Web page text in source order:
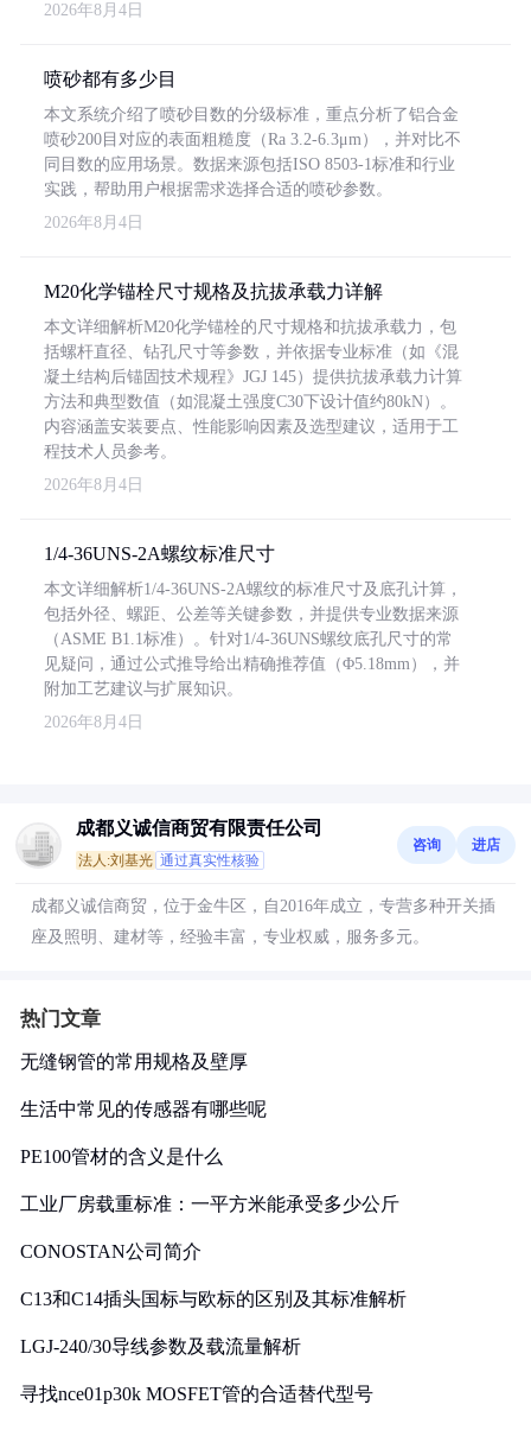
2026年8月4日
喷砂都有多少目
本文系统介绍了喷砂目数的分级标准，重点分析了铝合金
喷砂200目对应的表面粗糙度（Ra 3.2-6.3μm），并对比不
同目数的应用场景。数据来源包括ISO 8503-1标准和行业
实践，帮助用户根据需求选择合适的喷砂参数。
2026年8月4日
M20化学锚栓尺寸规格及抗拔承载力详解
本文详细解析M20化学锚栓的尺寸规格和抗拔承载力，包
括螺杆直径、钻孔尺寸等参数，并依据专业标准（如《混
凝土结构后锚固技术规程》JGJ 145）提供抗拔承载力计算
方法和典型数值（如混凝土强度C30下设计值约80kN）。
内容涵盖安装要点、性能影响因素及选型建议，适用于工
程技术人员参考。
2026年8月4日
1/4-36UNS-2A螺纹标准尺寸
本文详细解析1/4-36UNS-2A螺纹的标准尺寸及底孔计算，
包括外径、螺距、公差等关键参数，并提供专业数据来源
（ASME B1.1标准）。针对1/4-36UNS螺纹底孔尺寸的常
见疑问，通过公式推导给出精确推荐值（Φ5.18mm），并
附加工艺建议与扩展知识。
2026年8月4日
成都义诚信商贸有限责任公司
法人:刘基光 通过真实性核验
咨询 进店
成都义诚信商贸，位于金牛区，自2016年成立，专营多种开关插
座及照明、建材等，经验丰富，专业权威，服务多元。
热门文章
无缝钢管的常用规格及壁厚
生活中常见的传感器有哪些呢
PE100管材的含义是什么
工业厂房载重标准：一平方米能承受多少公斤
CONOSTAN公司简介
C13和C14插头国标与欧标的区别及其标准解析
LGJ-240/30导线参数及载流量解析
寻找nce01p30k MOSFET管的合适替代型号